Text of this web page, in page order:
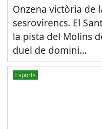
Onzena victòria de
sesrovirencs. El
la pista del Molins
duel de domini...
Esports